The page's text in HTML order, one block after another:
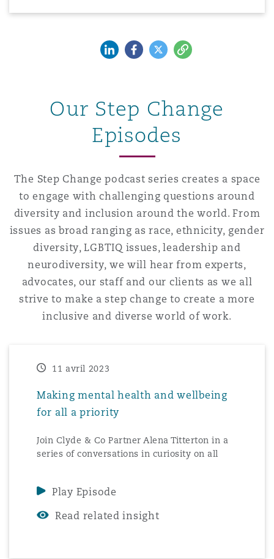
Droit réglementaire
Satellites et espace
Couverture d’assurance
Droit maritime
Responsabilité du fabricant
produits
Assurance biens
Réassurance
Jersey
County
Francisco
The St Botolph Building
LinkedInFacebook
TwitterCopy
Our Step Change
Episodes
The Step Change podcast series creates a space
to engage with challenging questions around
diversity and inclusion around the world. From
issues as broad ranging as race, ethnicity, gender
diversity, LGBTIQ issues, leadership and
neurodiversity, we will hear from experts,
advocates, our staff and our clients as we all
strive to make a step change to create a more
inclusive and diverse world of work.
11 avril 2023
Making mental health and wellbeing
for all a priority
Join Clyde & Co Partner Alena Titterton in a
series of conversations in curiosity on all
Play Episode
Read related insight